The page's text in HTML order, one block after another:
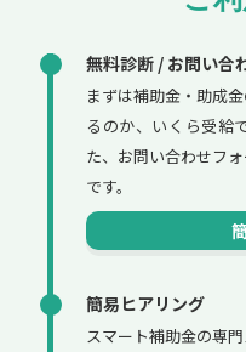
無料診断 / お問い合
まずは補助金・助成
るのか、いくら受給
た、お問い合わせフ
です。
簡易ヒアリング
スマート補助金の専